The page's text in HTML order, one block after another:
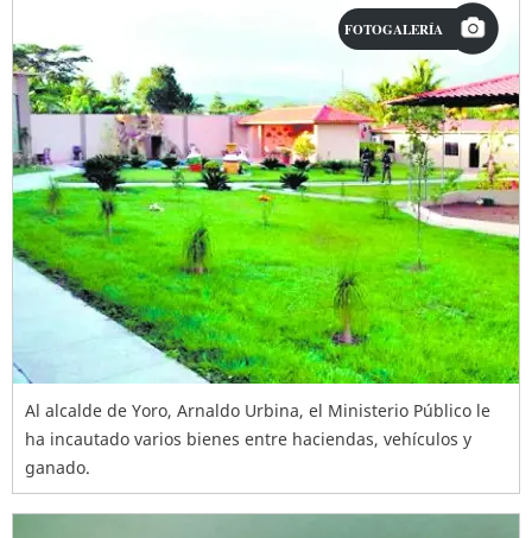
FOTOGALERÍA
Al alcalde de Yoro, Arnaldo Urbina, el Ministerio Público le
ha incautado varios bienes entre haciendas, vehículos y
ganado.